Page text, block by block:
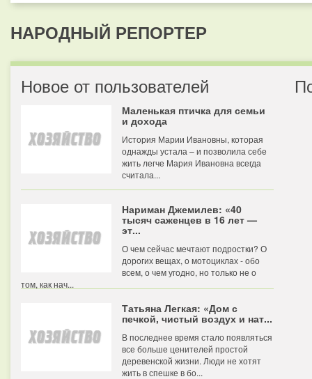
НАРОДНЫЙ РЕПОРТЕР
Новое от пользователей
Маленькая птичка для семьи
и дохода
История Марии Ивановны, которая
однажды устала – и позволила себе
жить легче Мария Ивановна всегда
считала...
Нариман Джемилев: «40
тысяч саженцев в 16 лет —
эт...
О чем сейчас мечтают подростки? О
дорогих вещах, о мотоциклах - обо
всем, о чем угодно, но только не о
том, как нач...
Татьяна Легкая: «Дом с
печкой, чистый воздух и нат...
В последнее время стало появляться
все больше ценителей простой
деревенской жизни. Люди не хотят
жить в спешке в бо...